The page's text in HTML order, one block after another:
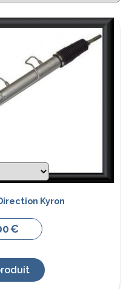
Kyron
€